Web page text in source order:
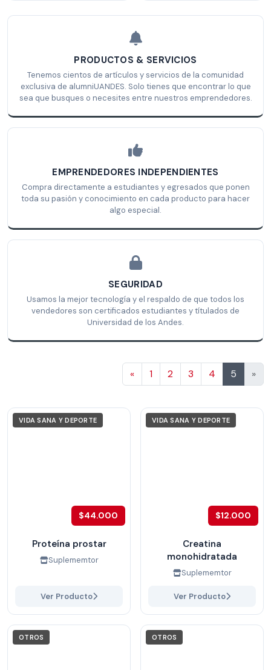
PRODUCTOS & SERVICIOS
Tenemos cientos de artículos y servicios de la comunidad
exclusiva de alumniUANDES. Solo tienes que encontrar lo que
sea que busques o necesites entre nuestros emprendedores.
EMPRENDEDORES INDEPENDIENTES
Compra directamente a estudiantes y egresados que ponen
toda su pasión y conocimiento en cada producto para hacer
algo especial.
SEGURIDAD
Usamos la mejor tecnología y el respaldo de que todos los
vendedores son certificados estudiantes y títulados de
Universidad de los Andes.
«Anterior
1 2 3 4 5 »
VIDA SANA Y DEPORTE
$44.000
Proteína prostar
Suplememtor
Ver Producto
VIDA SANA Y DEPORTE
$12.000
Creatina
monohidratada
Suplememtor
Ver Producto
OTROS OTROS